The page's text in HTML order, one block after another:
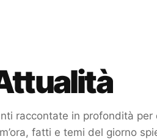
raccontate in profondità per
fatti e temi del giorno